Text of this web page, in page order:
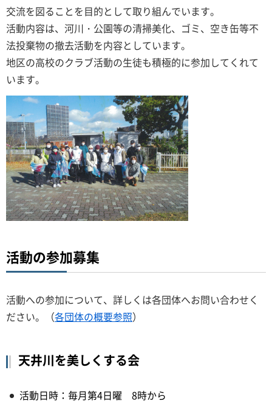
交流を図ることを目的として取り組んでいます。
活動内容は、河川・公園等の清掃美化、ゴミ、空き缶等不
法投棄物の撤去活動を内容としています。
地区の高校のクラブ活動の生徒も積極的に参加してくれて
います。
活動の参加募集
活動への参加について、詳しくは各団体へお問い合わせく
ださい。（各団体の概要参照）
天井川を美しくする会
活動日時：毎月第4日曜 8時から